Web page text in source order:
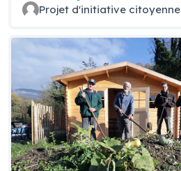
Projet d'initiative citoyenne